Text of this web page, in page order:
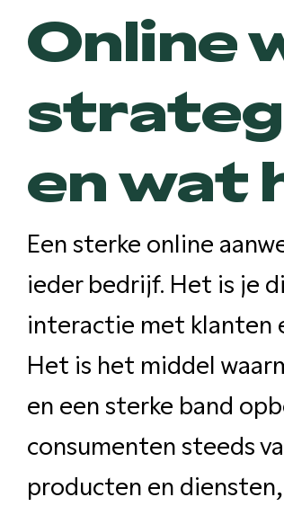
Online
en wat
Een sterke online
ieder bedrijf. Het is je
interactie met klanten
Het is het middel
en een sterke band
consumenten steeds
producten en